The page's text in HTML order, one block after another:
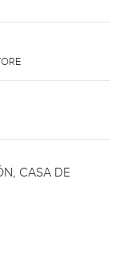
CASA DE